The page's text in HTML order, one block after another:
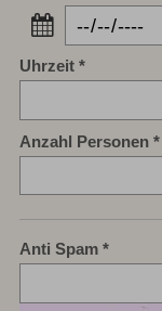
Uhrzeit
Anzahl Personen
Anti Spam